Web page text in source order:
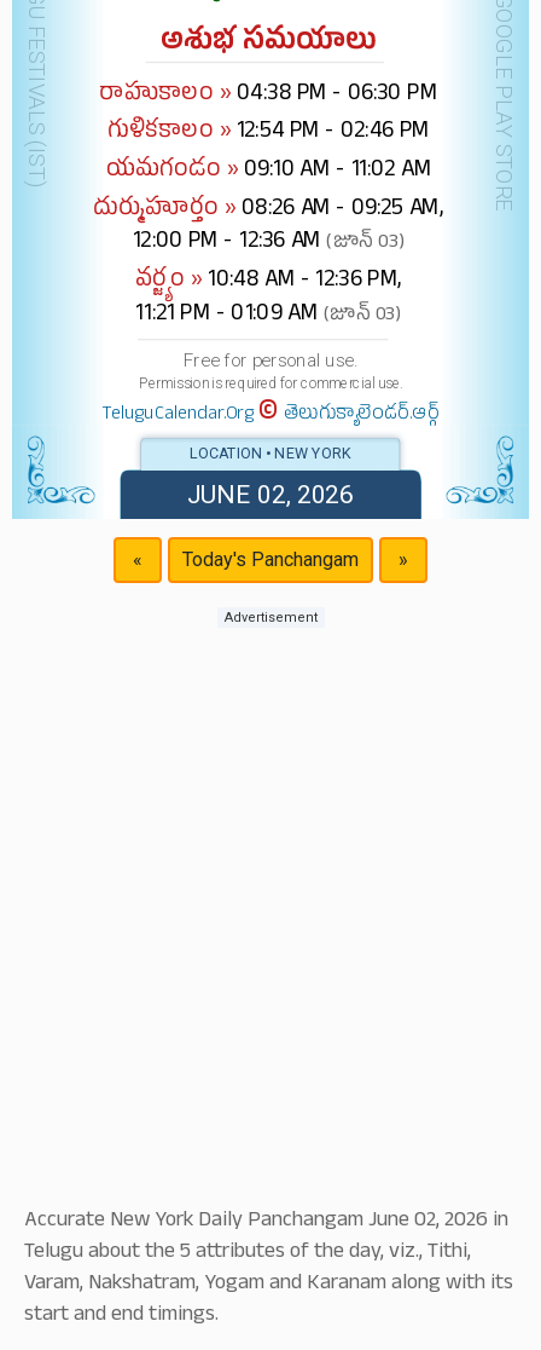
అశుభ సమయాలు
రాహుకాలం » 04:38 PM - 06:30 PM
గుళికకాలం » 12:54 PM - 02:46 PM
యమగండం » 09:10 AM - 11:02 AM
దుర్ముహూర్తం » 08:26 AM - 09:25 AM,
12:00 PM - 12:36 AM(జూన్ 03)
వర్జ్యం » 10:48 AM - 12:36 PM,
11:21 PM - 01:09 AM (జూన్ 03)
Free for personal use.
Permission is required for commercial use.
TeluguCalendar.Org© తెలుగుక్యాలెండర్.ఆర్గ్
LOCATION • NEW YORK
JUNE 02, 2026
« Today's Panchangam »
Advertisement
Accurate New York Daily Panchangam June 02, 2026 in
Telugu about the 5 attributes of the day, viz., Tithi,
Varam, Nakshatram, Yogam and Karanam along with its
start and end timings.